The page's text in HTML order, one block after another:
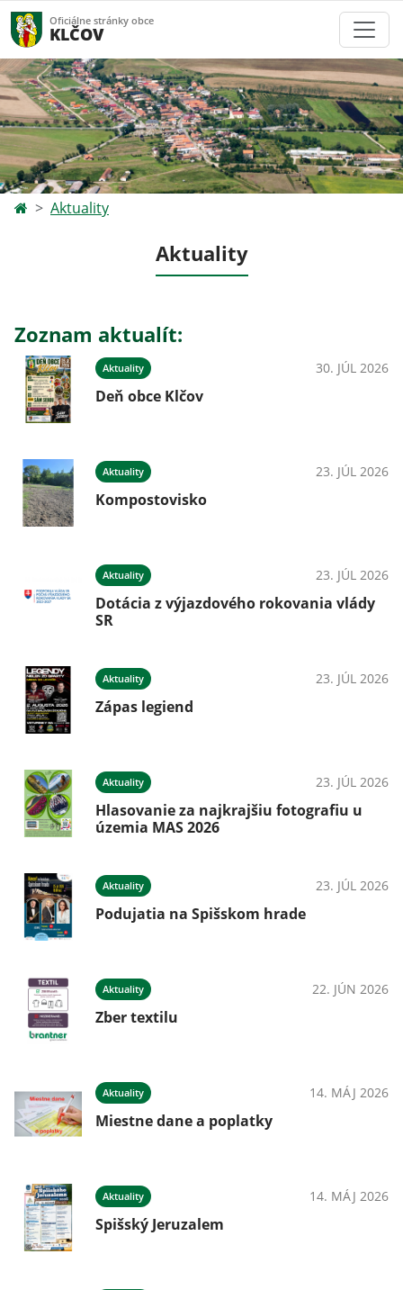
Oficiálne stránky obce
KLČOV
Aktuality
Aktuality
Zoznam aktualít:
Aktuality 30. JÚL 2026
Deň obce Klčov
Aktuality 23. JÚL 2026
Kompostovisko
Aktuality 23. JÚL 2026
Dotácia z výjazdového rokovania vlády
SR
Aktuality 23. JÚL 2026
Zápas legiend
Aktuality 23. JÚL 2026
Hlasovanie za najkrajšiu fotografiu u
územia MAS 2026
Aktuality 23. JÚL 2026
Podujatia na Spišskom hrade
Aktuality 22. JÚN 2026
Zber textilu
Aktuality 14. MÁJ 2026
Miestne dane a poplatky
Aktuality 14. MÁJ 2026
Spišský Jeruzalem